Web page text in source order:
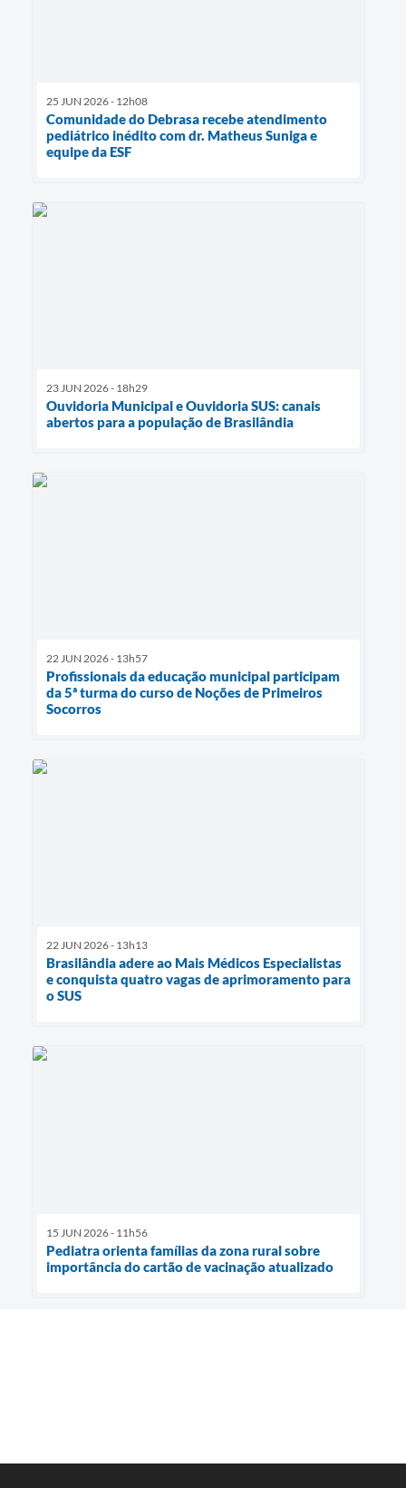
25 JUN 2026 - 12h08
Comunidade do Debrasa recebe atendimento
pediátrico inédito com dr. Matheus Suniga e
equipe da ESF
23 JUN 2026 - 18h29
Ouvidoria Municipal e Ouvidoria SUS: canais
abertos para a população de Brasilândia
22 JUN 2026 - 13h57
Profissionais da educação municipal participam
da 5ª turma do curso de Noções de Primeiros
Socorros
22 JUN 2026 - 13h13
Brasilândia adere ao Mais Médicos Especialistas
e conquista quatro vagas de aprimoramento para
o SUS
15 JUN 2026 - 11h56
Pediatra orienta famílias da zona rural sobre
importância do cartão de vacinação atualizado